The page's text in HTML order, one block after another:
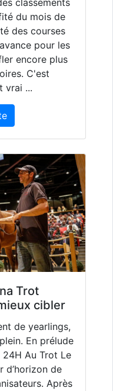
classements
du mois de
des courses
pour les
encore plus
C'est
vrai ...
Trot
cibler
de yearlings,
En prélude
Au Trot Le
d’horizon de
Après